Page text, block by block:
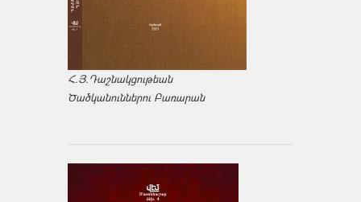
Հ.Յ.Դաշնակցութեան
Ծածկանուններու Բառարան